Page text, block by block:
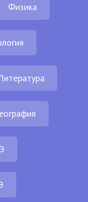
Физика